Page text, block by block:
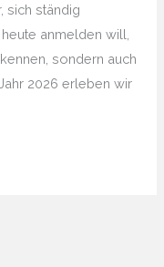
sich ständig
anmelden will,
sondern auch
2026 erleben wir